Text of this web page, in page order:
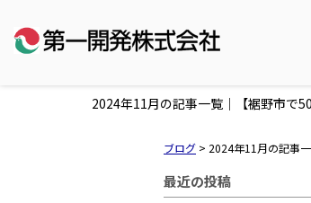
2024年11月の記事一覧｜【裾野市で
ブログ > 2024年11月の記事
最近の投稿